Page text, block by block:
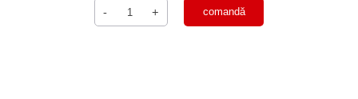
Cantitate
Platica
- + comandă